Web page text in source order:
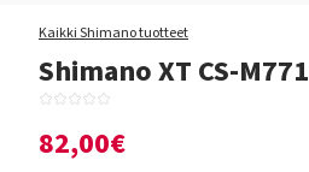
Kaikki Shimano tuotteet
Shimano XT CS-
82,00€